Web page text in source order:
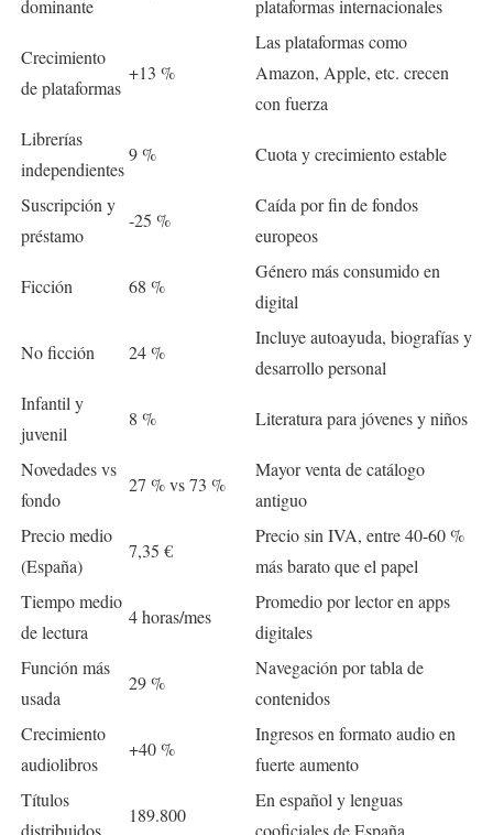
dominante
plataformas internacionales
Crecimiento
de plataformas
+13 %
Las plataformas como
Amazon, Apple, etc. crecen
con fuerza
Librerías
independientes
9 % Cuota y crecimiento estable
Suscripción y
préstamo
-25 %
Caída por fin de fondos
europeos
Ficción 68 %
Género más consumido en
digital
No ficción 24 %
Incluye autoayuda, biografías y
desarrollo personal
Infantil y
juvenil
8 % Literatura para jóvenes y niños
Novedades vs
fondo
27 % vs 73 %
Mayor venta de catálogo
antiguo
Precio medio
(España)
7,35 €
Precio sin IVA, entre 40-60 %
más barato que el papel
Tiempo medio
de lectura
4 horas/mes
Promedio por lector en apps
digitales
Función más
usada
29 %
Navegación por tabla de
contenidos
Crecimiento
audiolibros
+40 %
Ingresos en formato audio en
fuerte aumento
Títulos
distribuidos
189.800
En español y lenguas
cooficiales de España